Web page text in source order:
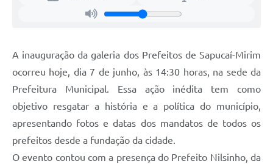
A inauguração da galeria dos Prefeitos de Sapucaí-Mirim
ocorreu hoje, dia 7 de junho, às 14:30 horas, na sede da
Prefeitura Municipal. Essa ação inédita tem como
objetivo resgatar a história e a política do município,
apresentando fotos e datas dos mandatos de todos os
prefeitos desde a fundação da cidade.
O evento contou com a presença do Prefeito Nilsinho, da